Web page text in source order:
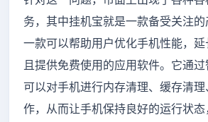
务，其中挂机宝就是一款备受关注
一款可以帮助用户优化手机性能，
且提供免费使用的应用软件。它通过
可以对手机进行内存清理、缓存清
作，从而让手机保持良好的运行状